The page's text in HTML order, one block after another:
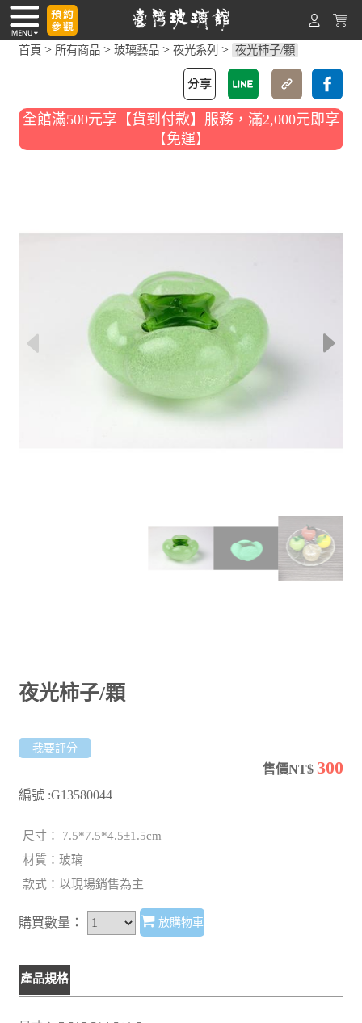
首頁 > 所有商品 >玻璃藝品 >夜光系列 > 夜光柿子/顆
全館滿500元享【貨到付款】服務，滿2,000元即享
【免運】
夜光柿子/顆
我要評分
售價NT$ 300
編號 :G13580044
尺寸： 7.5*7.5*4.5±1.5cm
材質：玻璃
款式：以現場銷售為主
購買數量： 放購物車
產品規格